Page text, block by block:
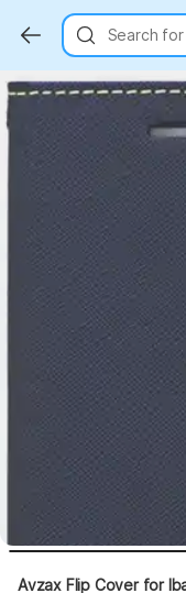
Search
Avzax Flip Cover for